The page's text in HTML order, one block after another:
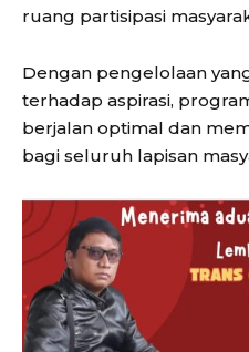
ruang partisipasi
Dengan pengelolaan
terhadap aspirasi,
berjalan optimal dan
bagi seluruh lapisan